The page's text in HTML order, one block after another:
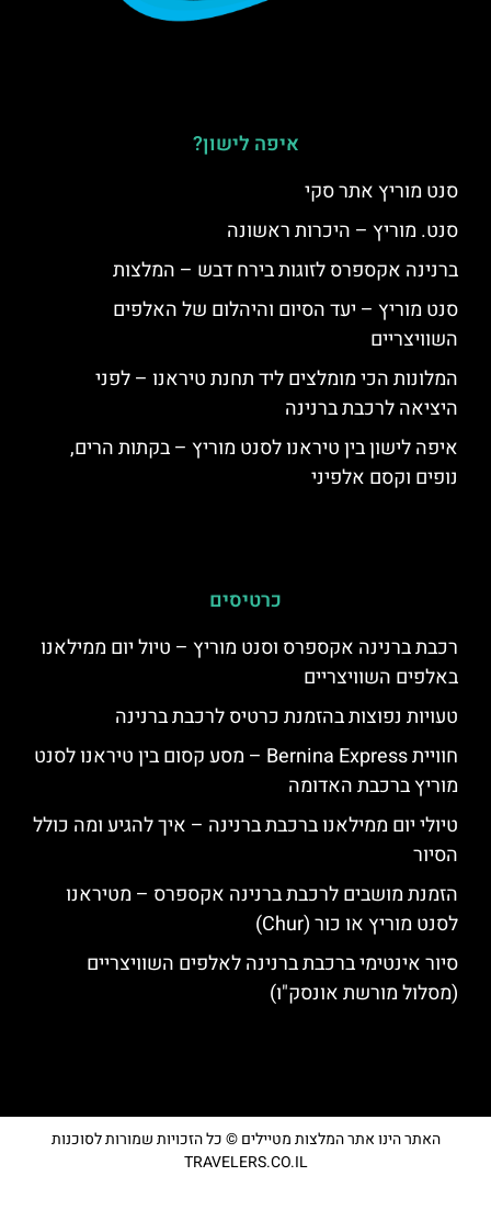
איפה לישון?
סנט מוריץ אתר סקי
סנט. מוריץ – היכרות ראשונה
ברנינה אקספרס לזוגות בירח דבש – המלצות
סנט מוריץ – יעד הסיום והיהלום של האלפים
השוויצריים
המלונות הכי מומלצים ליד תחנת טיראנו – לפני
היציאה לרכבת ברנינה
איפה לישון בין טיראנו לסנט מוריץ – בקתות הרים,
נופים וקסם אלפיני
כרטיסים
רכבת ברנינה אקספרס וסנט מוריץ – טיול יום ממילאנו
באלפים השוויצריים
טעויות נפוצות בהזמנת כרטיס לרכבת ברנינה
חוויית Bernina Express – מסע קסום בין טיראנו לסנט
מוריץ ברכבת האדומה
טיולי יום ממילאנו ברכבת ברנינה – איך להגיע ומה כולל
הסיור
הזמנת מושבים לרכבת ברנינה אקספרס – מטיראנו
לסנט מוריץ או כור (Chur)
סיור אינטימי ברכבת ברנינה לאלפים השוויצריים
(מסלול מורשת אונסק"ו)
האתר הינו אתר המלצות מטיילים © כל הזכויות שמורות לסוכנות
TRAVELERS.CO.IL